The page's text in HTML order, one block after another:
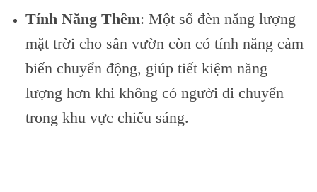
Tính Năng Thêm: Một số đèn năng lượng
mặt trời cho sân vườn còn có tính năng cảm
biến chuyển động, giúp tiết kiệm năng
lượng hơn khi không có người di chuyển
trong khu vực chiếu sáng.